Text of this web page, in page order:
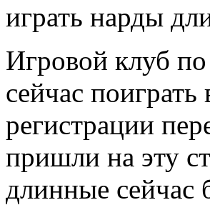
играть нарды
Игровой клуб
сейчас
регистрации
пришли на эту
длинные сейчас